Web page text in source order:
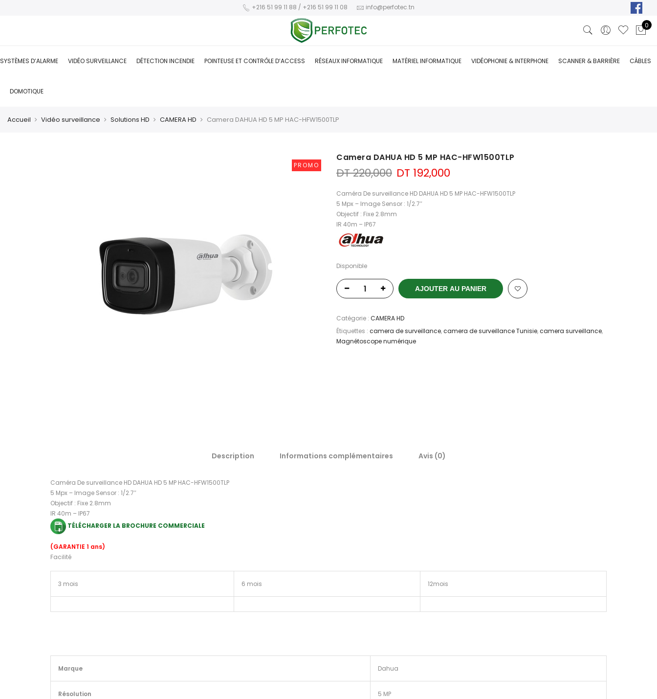
+216 51 99 11 88 / +216 51 99 11 08 info@perfotec.tn
0
SYSTÈMES D’ALARME VIDÉO SURVEILLANCE DÉTECTION INCENDIE POINTEUSE ET CONTRÔLE D’ACCESS RÉSEAUX INFORMATIQUE MATÉRIEL INFORMATIQUE VIDÉOPHONIE & INTERPHONE SCANNER & BARRIÈRE CÂBLES
DOMOTIQUE
Accueil Vidéo surveillance Solutions HD CAMERA HD Camera DAHUA HD 5 MP HAC-HFW1500TLP
PROMO
Camera DAHUA HD 5 MP HAC-HFW1500TLP
DT220,000 Le
initial
était :
DT 220,000.
DT 192,000
actuel
Caméra De surveillance HD DAHUA HD 5 MP HAC-HFW1500TLP
5 Mpx – Image Sensor : 1/2.7″
Objectif : Fixe 2.8mm
IR 40m – IP67
Disponible
AJOUTER AU PANIER
Catégorie : CAMERA HD
Étiquettes : camera de surveillance,camera de surveillance Tunisie,camera surveillance,
Magnétoscope numérique
Description Informations complémentaires Avis (0)
Caméra De surveillance HD DAHUA HD 5 MP HAC-HFW1500TLP
5 Mpx – Image Sensor : 1/2.7″
Objectif : Fixe 2.8mm
IR 40m – IP67
TÉLÉCHARGER LA BROCHURE COMMERCIALE
(GARANTIE 1 ans)
Facilité
3 mois 6 mois 12mois
Marque Dahua
Résolution 5 MP